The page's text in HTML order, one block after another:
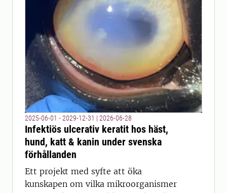
2025-06-01 - 2029-12-31 | 2026-06-28
Infektiös ulcerativ keratit hos häst,
hund, katt & kanin under svenska
förhållanden
Ett projekt med syfte att öka
kunskapen om vilka mikroorganismer